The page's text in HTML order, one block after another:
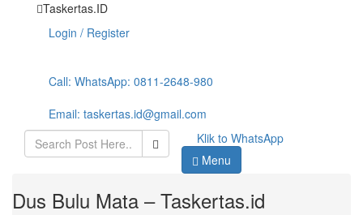
Taskertas.ID
Login / Register
Call: WhatsApp: 0811-2648-980
Email: taskertas.id@gmail.com
Klik to WhatsApp
Menu
Dus Bulu Mata – Taskertas.id